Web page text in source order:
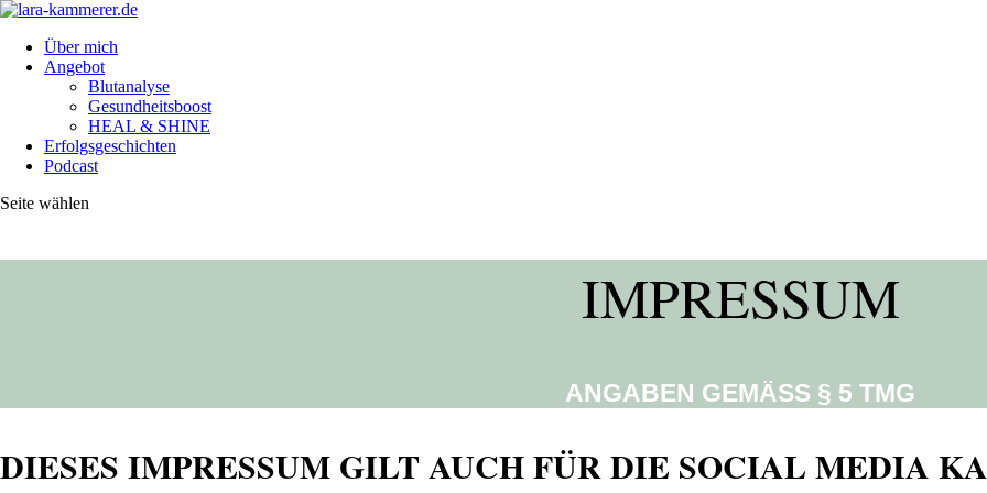
Über mich
Angebot
Blutanalyse
Gesundheitsboost
HEAL & SHINE
Erfolgsgeschichten
Podcast
Seite wählen
IMPRESSUM
ANGABEN GEMÄSS § 5 TMG
DIESES IMPRESSUM GILT AUCH FÜR DIE SOCIAL MEDIA